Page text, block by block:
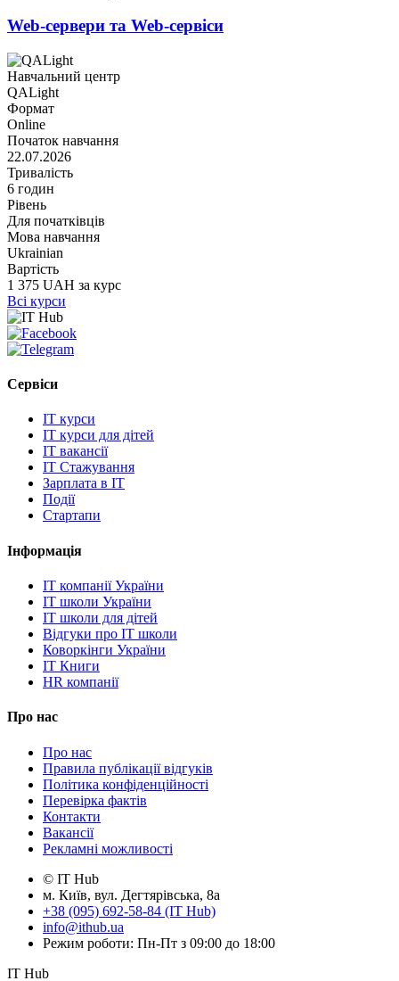
Web-сервери та Web-сервіси
Навчальний центр
QALight
Формат
Online
Початок навчання
22.07.2026
Тривалість
6 годин
Рівень
Для початківців
Мова навчання
Ukrainian
Вартість
1 375 UAH за курс
Всі курси
Сервіси
IT курси
IT курси для дітей
IT вакансії
IT Стажування
Зарплата в IT
Події
Стартапи
Інформація
IT компанії України
IT школи України
IT школи для дітей
Відгуки про IT школи
Коворкінги України
IT Книги
HR компанії
Про нас
Про нас
Правила публікації відгуків
Політика конфіденційності
Перевірка фактів
Контакти
Вакансії
Рекламні можливості
© IT Hub
м. Київ, вул. Дегтярівська, 8а
+38 (095) 692-58-84 (IT Hub)
info@ithub.ua
Режим роботи: Пн-Пт з 09:00 до 18:00
IT Hub